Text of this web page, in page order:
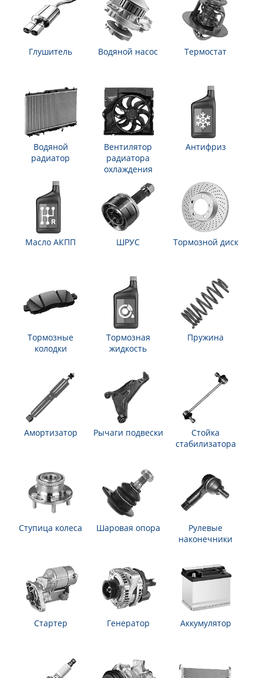
Глушитель Водяной насос Термостат
Водяной
радиатор
Вентилятор
радиатора
охлаждения
Антифриз
Масло АКПП ШРУС Тормозной диск
Тормозные
колодки
Тормозная
жидкость
Пружина
Амортизатор Рычаги подвески
Стойка
стабилизатора
Ступица колеса Шаровая опора
Рулевые
наконечники
Стартер Генератор Аккумулятор